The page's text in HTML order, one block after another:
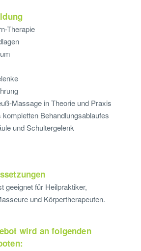
Therapie
Massage in Theorie und Praxis
Behandlungsablaufes
und Schultergelenk
geeignet für Heilpraktiker,
und Körpertherapeuten.
wird an folgenden